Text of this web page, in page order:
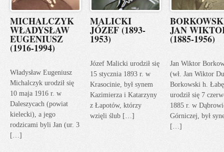
MICHALCZYK
WŁADYSŁAW
EUGENIUSZ
(1916-1994)
Władysław Eugeniusz
Michalczyk urodził się
10 maja 1916 r. w
Daleszycach (powiat
kielecki), a jego
rodzicami byli Jan (ur. 3
[…]
MALICKI
JÓZEF (1893-
1953)
Józef Malicki urodził się
15 stycznia 1893 r. w
Krasocinie, był synem
Kazimierza i Katarzyny
z Łapotów, którzy
wzięli ślub […]
JAN
(1885-1956)
Jan Wiktor
(wł. Jan Wiktor
Borkowski h.
urodził się 7
1885 r. w
Górniczej, był
[…]